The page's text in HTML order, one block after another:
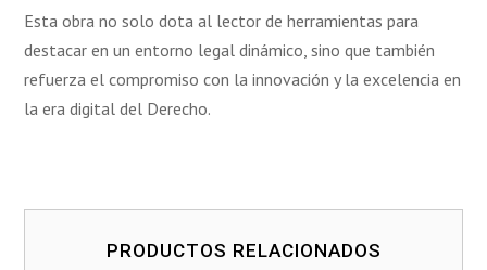
Esta obra no solo dota al lector de herramientas para
destacar en un entorno legal dinámico, sino que también
refuerza el compromiso con la innovación y la excelencia en
la era digital del Derecho.
PRODUCTOS RELACIONADOS